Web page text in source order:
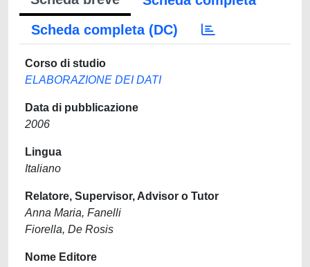
Scheda completa (DC)
Corso di studio
ELABORAZIONE DEI DATI
Data di pubblicazione
2006
Lingua
Italiano
Relatore, Supervisor, Advisor o Tutor
Anna Maria, Fanelli
Fiorella, De Rosis
Nome Editore